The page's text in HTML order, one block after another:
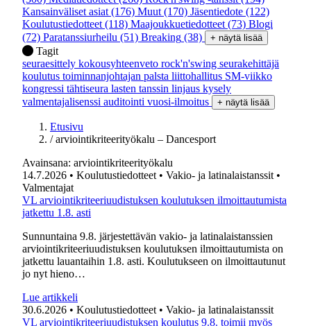
Kansainväliset asiat (176) Muut (170) Jäsentiedote (122)
Koulutustiedotteet (118) Maajoukkuetiedotteet (73) Blogi
(72) Paratanssiurheilu (51) Breaking (38) + näytä lisää
Tagit
seuraesittely kokousyhteenveto rock'n'swing seurakehittäjä
koulutus toiminnanjohtajan palsta liittohallitus SM-viikko
kongressi tähtiseura lasten tanssin linjaus kysely
valmentajalisenssi auditointi vuosi-ilmoitus + näytä lisää
Etusivu
/ arviointikriteerityökalu – Dancesport
Avainsana: arviointikriteerityökalu
14.7.2026 • Koulutustiedotteet • Vakio- ja latinalaistanssit •
Valmentajat
VL arviointikriteeriuudistuksen koulutuksen ilmoittautumista
jatkettu 1.8. asti
Sunnuntaina 9.8. järjestettävän vakio- ja latinalaistanssien
arviointikriteeriuudistuksen koulutuksen ilmoittautumista on
jatkettu lauantaihin 1.8. asti. Koulutukseen on ilmoittautunut
jo nyt hieno…
Lue artikkeli
30.6.2026 • Koulutustiedotteet • Vakio- ja latinalaistanssit
VL arviointikriteeriuudistuksen koulutus 9.8. toimii myös